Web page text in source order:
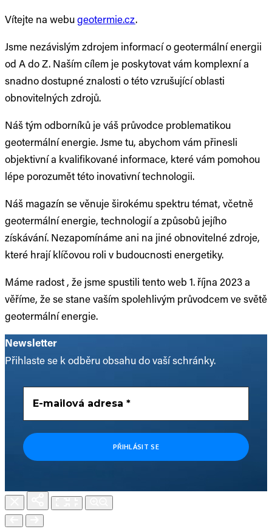
Vítejte na webugeotermie.cz.
Jsme nezávislým zdrojem informací o geotermální energii
od A do Z. Naším cílem je poskytovat vám komplexní a
snadno dostupné znalosti o této vzrušující oblasti
obnovitelných zdrojů.
Náš tým odborníků je váš průvodce problematikou
geotermální energie. Jsme tu, abychom vám přinesli
objektivní a kvalifikované informace, které vám pomohou
lépe porozumět této inovativní technologii.
Náš magazín se věnuje širokému spektru témat, včetně
geotermální energie, technologií a způsobů jejího
získávání. Nezapomínáme ani na jiné obnovitelné zdroje,
které hrají klíčovou roli v budoucnosti energetiky.
Máme radost , že jsme spustili tento web 1. října 2023 a
věříme, že se stane vaším spolehlivým průvodcem ve světě
geotermální energie.
Newsletter
Přihlaste se k odběru obsahu do vaší schránky.